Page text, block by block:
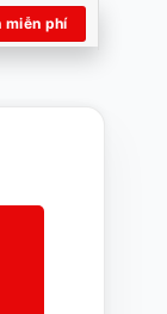
miễn phí